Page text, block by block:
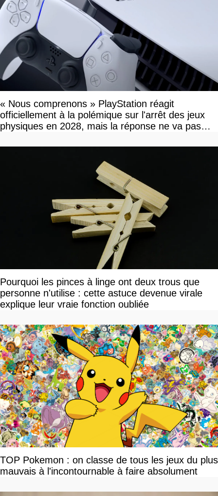
« Nous comprenons » PlayStation réagit
officiellement à la polémique sur l'arrêt des jeux
physiques en 2028, mais la réponse ne va pas
Pourquoi les pinces à linge ont deux trous que
personne n'utilise : cette astuce devenue virale
explique leur vraie fonction oubliée
TOP Pokemon : on classe de tous les jeux du plus
mauvais à l'incontournable à faire absolument